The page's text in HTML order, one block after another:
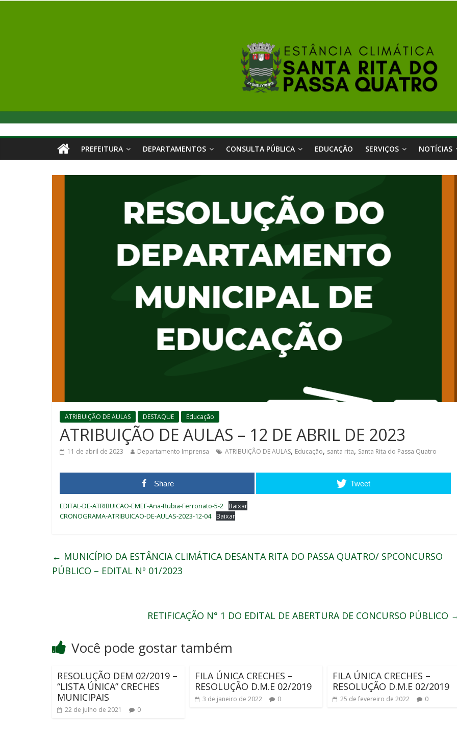
PREFEITURA DEPARTAMENTOS CONSULTA PÚBLICA EDUCAÇÃO SERVIÇOS NOTÍCIAS
ATRIBUIÇÃO DE AULAS DESTAQUE Educação
ATRIBUIÇÃO DE AULAS – 12 DE ABRIL DE 2023
11 de abril de 2023 Departamento Imprensa ATRIBUIÇÃO DE AULAS, Educação, santa rita, Santa Rita do Passa Quatro
Share Tweet
EDITAL-DE-ATRIBUICAO-EMEF-Ana-Rubia-Ferronato-5-2 Baixar
CRONOGRAMA-ATRIBUICAO-DE-AULAS-2023-12-04 Baixar
← MUNICÍPIO DA ESTÂNCIA CLIMÁTICA DESANTA RITA DO PASSA QUATRO/ SPCONCURSO
PÚBLICO – EDITAL Nº 01/2023
RETIFICAÇÃO N° 1 DO EDITAL DE ABERTURA DE CONCURSO PÚBLICO
Você pode gostar também
RESOLUÇÃO DEM 02/2019 –
“LISTA ÚNICA” CRECHES
MUNICIPAIS
22 de julho de 2021 0
FILA ÚNICA CRECHES –
RESOLUÇÃO D.M.E 02/2019
3 de janeiro de 2022 0
FILA ÚNICA CRECHES –
RESOLUÇÃO D.M.E 02/2019
25 de fevereiro de 2022 0